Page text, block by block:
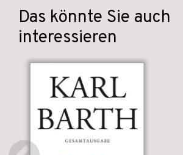
Das könnte Sie auch
interessieren